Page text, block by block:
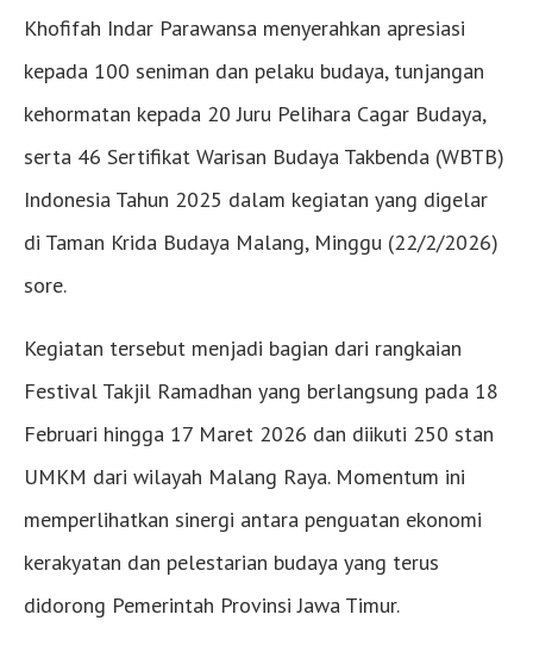
Khofifah Indar Parawansa menyerahkan apresiasi
kepada 100 seniman dan pelaku budaya, tunjangan
kehormatan kepada 20 Juru Pelihara Cagar Budaya,
serta 46 Sertifikat Warisan Budaya Takbenda (WBTB)
Indonesia Tahun 2025 dalam kegiatan yang digelar
di Taman Krida Budaya Malang, Minggu (22/2/2026)
sore.
Kegiatan tersebut menjadi bagian dari rangkaian
Festival Takjil Ramadhan yang berlangsung pada 18
Februari hingga 17 Maret 2026 dan diikuti 250 stan
UMKM dari wilayah Malang Raya. Momentum ini
memperlihatkan sinergi antara penguatan ekonomi
kerakyatan dan pelestarian budaya yang terus
didorong Pemerintah Provinsi Jawa Timur.